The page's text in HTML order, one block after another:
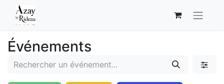
Événements